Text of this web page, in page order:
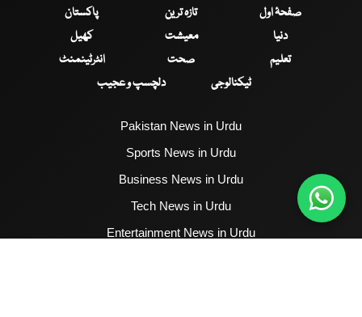
صفحۂ اول تازہ ترین
پاکستان
دنیا
معیشت
کھیل
تعلیم
صحت
انٹرٹینمنٹ
ٹیکنالوجی
دلچسپ و عجیب
Pakistan News in Urdu
Sports News in Urdu
Business News in Urdu
Tech News in Urdu
Entertainment News in Urdu